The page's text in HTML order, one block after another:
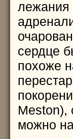
лежания
сердце
похоже
Meston),
можно